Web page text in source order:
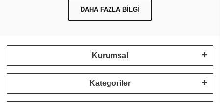
DAHA FAZLA BILGI
Kurumsal
Kategoriler